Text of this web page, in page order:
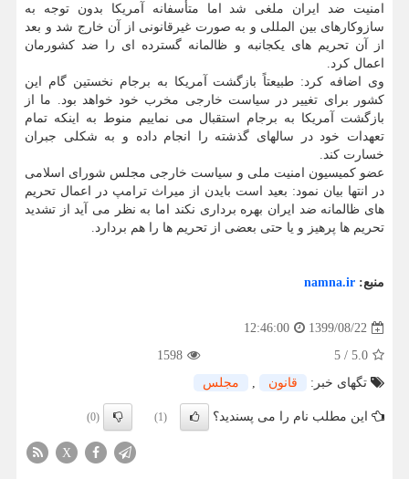
امنیت ضد ایران ملغی شد اما متأسفانه آمریکا بدون توجه به
سازوکارهای بین المللی و به صورت غیرقانونی از آن خارج شد و بعد
از آن تحریم های یکجانبه و ظالمانه گسترده ای را ضد کشورمان
اعمال کرد.
وی اضافه کرد: طبیعتاً بازگشت آمریکا به برجام نخستین گام این
کشور برای تغییر در سیاست خارجی مخرب خود خواهد بود. ما از
بازگشت آمریکا به برجام استقبال می نماییم منوط به اینکه تمام
تعهدات خود در سالهای گذشته را انجام داده و به شکلی جبران
خسارت کند.
عضو کمیسیون امنیت ملی و سیاست خارجی مجلس شورای اسلامی
در انتها بیان نمود: بعید است بایدن از میراث ترامپ در اعمال تحریم
های ظالمانه ضد ایران بهره برداری نکند اما به نظر می آید از تشدید
تحریم ها پرهیز و یا حتی بعضی از تحریم ها را هم بردارد.
منبع: namna.ir
1399/08/22
12:46:00
5.0
/
5
1598
تگهای خبر:
قانون , مجلس
این مطلب نام را می پسندید؟ (1)
(0)
X